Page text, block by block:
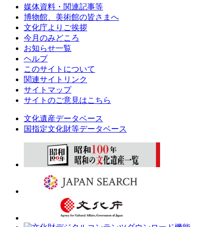
媒体資料・関連記事等
博物館、美術館の皆さまへ
文化庁よりご挨拶
今月のみどころ
お知らせ一覧
ヘルプ
このサイトについて
関連サイトリンク
サイトマップ
サイトのご意見はこちら
文化遺産データベース
国指定文化財等データベース